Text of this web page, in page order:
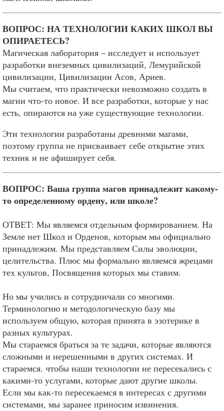
ВОПРОС: НА ТЕХНОЛОГИИ КАКИХ ШКОЛ ВЫ
ОПИРАЕТЕСЬ?
Магическая лаборатория – исследует и использует
разработки внеземных цивилизаций, Лемурийской
цивилизации, Цивилизации Асов, Ариев.
Мы считаем, что практически невозможно создать в
магии что-то новое. И все разработки, которые у нас
есть, опираются на уже существующие технологии.
Эти технологии разработаны древними магами,
поэтому группа не присваивает себе открытие этих
техник и не афиширует себя.
ВОПРОС: Ваша группа магов принадлежит какому-
то определенному ордену, или школе?
ОТВЕТ: Мы являемся отдельным формированием. На
Земле нет Школ и Орденов, которым мы официально
принадлежим. Мы представляем Силы эволюции,
целительства. Плюс мы формально являемся жрецами
тех культов, Посвящения которых мы ставим.
Но мы учились и сотрудничали со многими.
Терминологию и методологическую базу мы
используем общую, которая принята в эзотерике в
разных культурах.
Мы стараемся браться за те задачи, которые являются
сложными и нерешенными в других системах. И
стараемся. чтобы наши технологии не пересекались с
какими-то услугами, которые дают другие школы.
Если мы как-то пересекаемся в интересах с другими
системами, мы заранее приносим извинения.